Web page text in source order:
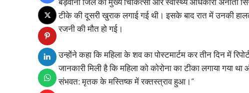
टीके की दूसरी खुराक लगाई गई थी। इसके बाद रात में उनकी
रजनी की मौत हो गई।
उन्होंने कहा कि महिला के शव का पोस्टमार्टम कर तीन दिन में
जानकारी मिली है कि महिला को कोरोना का टीका लगाया
संभवत: मृतक के मस्तिष्क में रक्तस्त्राव हुआ।”